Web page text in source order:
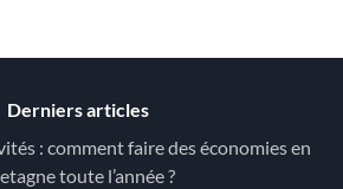
Derniers articles
: comment faire des économies en
toute l’année ?